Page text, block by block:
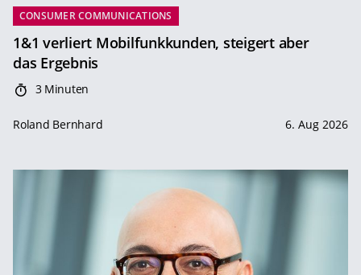
CONSUMER COMMUNICATIONS
1&1 verliert Mobilfunkkunden, steigert aber
das Ergebnis
3 Minuten
Roland Bernhard 6. Aug 2026